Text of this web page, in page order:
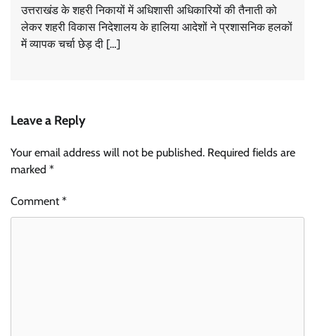
उत्तराखंड के शहरी निकायों में अधिशासी अधिकारियों की तैनाती को
लेकर शहरी विकास निदेशालय के हालिया आदेशों ने प्रशासनिक हलकों
में व्यापक चर्चा छेड़ दी […]
Leave a Reply
Your email address will not be published. Required fields are
marked *
Comment*